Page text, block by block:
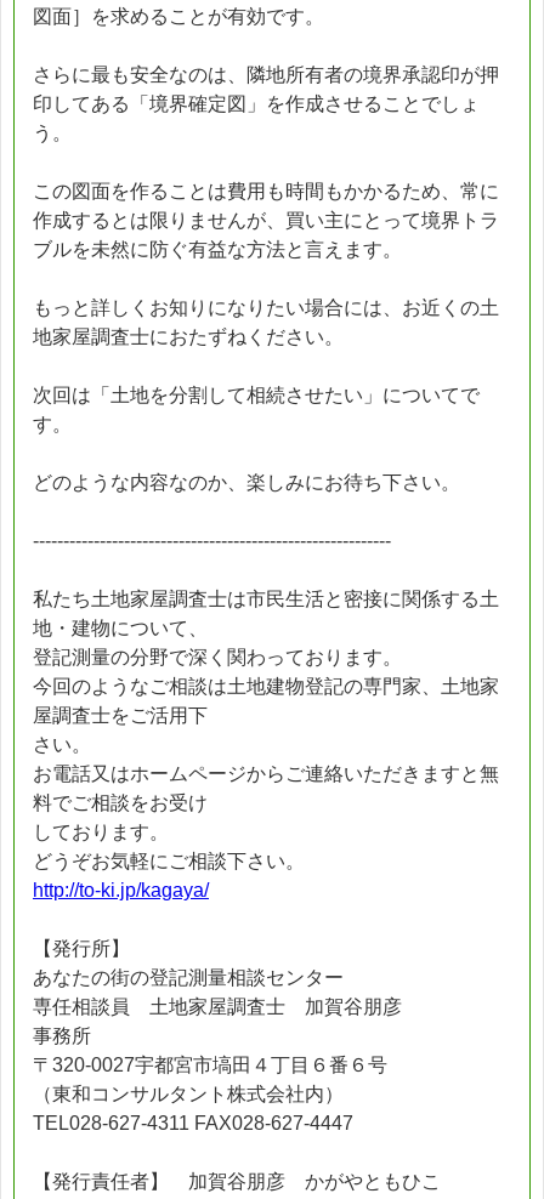
図面］を求めることが有効です。
さらに最も安全なのは、隣地所有者の境界承認印が押
印してある「境界確定図」を作成させることでしょ
う。
この図面を作ることは費用も時間もかかるため、常に
作成するとは限りませんが、買い主にとって境界トラ
ブルを未然に防ぐ有益な方法と言えます。
もっと詳しくお知りになりたい場合には、お近くの土
地家屋調査士におたずねください。
次回は「土地を分割して相続させたい」についてで
す。
どのような内容なのか、楽しみにお待ち下さい。
-----------------------------------------------------------
私たち土地家屋調査士は市民生活と密接に関係する土
地・建物について、
登記測量の分野で深く関わっております。
今回のようなご相談は土地建物登記の専門家、土地家
屋調査士をご活用下
さい。
お電話又はホームページからご連絡いただきますと無
料でご相談をお受け
しております。
どうぞお気軽にご相談下さい。
http://to-ki.jp/kagaya/
【発行所】
あなたの街の登記測量相談センター
専任相談員 土地家屋調査士 加賀谷朋彦
事務所
〒320-0027宇都宮市塙田４丁目６番６号
（東和コンサルタント株式会社内）
TEL028-627-4311 FAX028-627-4447
【発行責任者】 加賀谷朋彦 かがやともひこ